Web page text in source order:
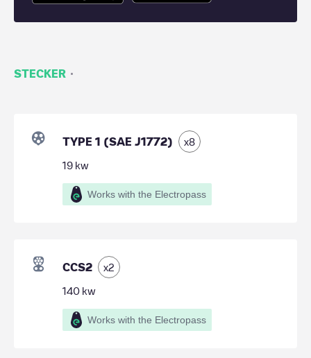
STECKER ·
TYPE 1 (SAE J1772) x8
19 kw
Works with the Electropass
CCS2 x2
140 kw
Works with the Electropass